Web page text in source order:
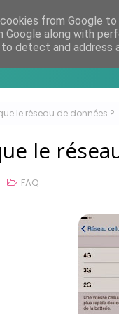
le réseau de données ?
le
FAQ
from Google
Google along with
detect and address